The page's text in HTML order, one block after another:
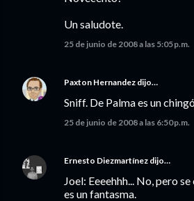
Un saludote.
25 de junio de 2008 a las 5:05 p.m.
Paxton Hernandez dijo…
Sniff. De Palma es un
25 de junio de 2008 a las 6:50 p.m.
Ernesto Diezmartínez dijo…
Joel: Eeeehhh... No, pero
es un fantasma.